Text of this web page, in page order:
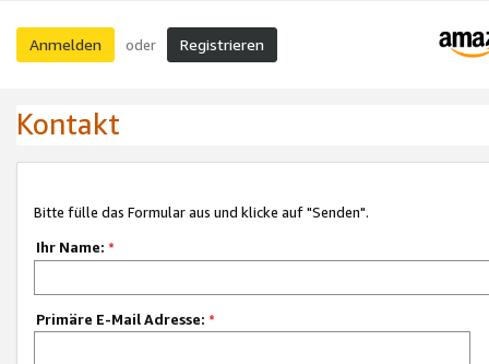
Anmelden oder Registrieren
Kontakt
Bitte fülle das Formular aus und klicke auf "Senden".
Ihr Name: *
Primäre E-Mail Adresse: *